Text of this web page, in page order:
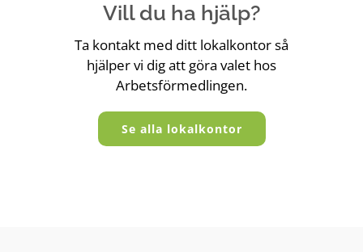
Vill du ha hjälp?
Ta kontakt med ditt lokalkontor så
hjälper vi dig att göra valet hos
Arbetsförmedlingen.
Se alla lokalkontor